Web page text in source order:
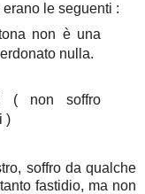
le seguenti :
non è una
nulla.
( non soffro
)
soffro da qualche
fastidio, ma non